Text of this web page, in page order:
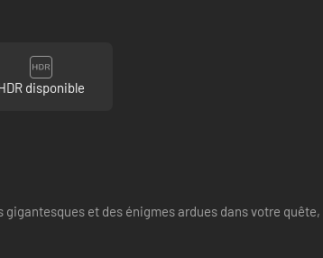
disponible
et des énigmes ardues dans votre